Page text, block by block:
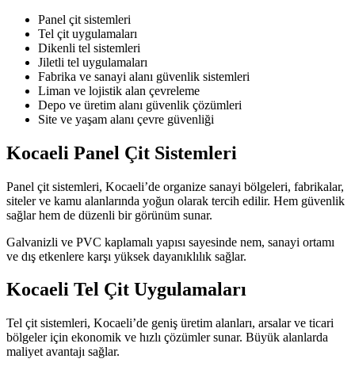
Panel çit sistemleri
Tel çit uygulamaları
Dikenli tel sistemleri
Jiletli tel uygulamaları
Fabrika ve sanayi alanı güvenlik sistemleri
Liman ve lojistik alan çevreleme
Depo ve üretim alanı güvenlik çözümleri
Site ve yaşam alanı çevre güvenliği
Kocaeli Panel Çit Sistemleri
Panel çit sistemleri, Kocaeli’de organize sanayi bölgeleri, fabrikalar,
siteler ve kamu alanlarında yoğun olarak tercih edilir. Hem güvenlik
sağlar hem de düzenli bir görünüm sunar.
Galvanizli ve PVC kaplamalı yapısı sayesinde nem, sanayi ortamı
ve dış etkenlere karşı yüksek dayanıklılık sağlar.
Kocaeli Tel Çit Uygulamaları
Tel çit sistemleri, Kocaeli’de geniş üretim alanları, arsalar ve ticari
bölgeler için ekonomik ve hızlı çözümler sunar. Büyük alanlarda
maliyet avantajı sağlar.